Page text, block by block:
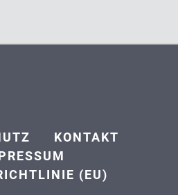
KONTAKT
(EU)